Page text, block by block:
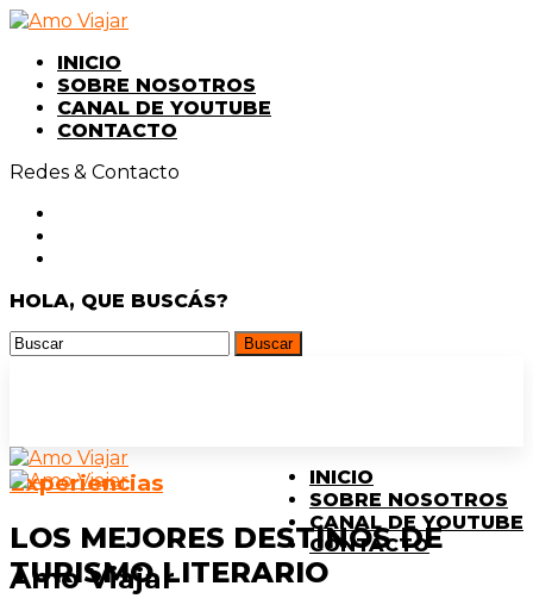
INICIO
SOBRE NOSOTROS
CANAL DE YOUTUBE
CONTACTO
Redes & Contacto
HOLA, QUE BUSCÁS?
Amo Viajar
INICIO
SOBRE NOSOTROS
CANAL DE YOUTUBE
CONTACTO
Experiencias
LOS MEJORES DESTINOS DE
TURISMO LITERARIO